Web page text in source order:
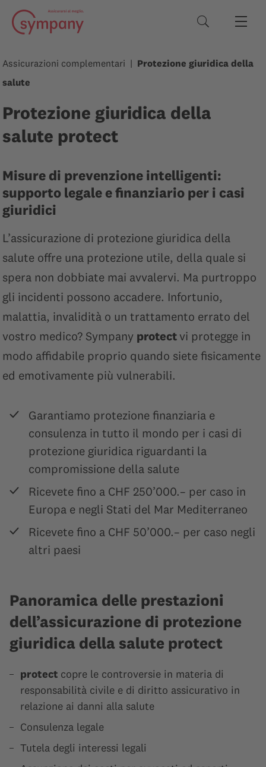
Termini di
Assicurazioni complementari
Protezione giuridica della
salute
Protezione giuridica della
salute protect
Misure di prevenzione intelligenti:
supporto legale e finanziario per i casi
giuridici
L’assicurazione di protezione giuridica della
salute offre una protezione utile, della quale si
spera non dobbiate mai avvalervi. Ma purtroppo
gli incidenti possono accadere. Infortunio,
malattia, invalidità o un trattamento errato del
vostro medico? Sympany protect vi protegge in
modo affidabile proprio quando siete fisicamente
ed emotivamente più vulnerabili.
Garantiamo protezione finanziaria e
consulenza in tutto il mondo per i casi di
protezione giuridica riguardanti la
compromissione della salute
Ricevete fino a CHF 250’000.– per caso in
Europa e negli Stati del Mar Mediterraneo
Ricevete fino a CHF 50’000.– per caso negli
altri paesi
Panoramica delle prestazioni
dell’assicurazione di protezione
giuridica della salute protect
protect copre le controversie in materia di
responsabilità civile e di diritto assicurativo in
relazione ai danni alla salute
Consulenza legale
Tutela degli interessi legali